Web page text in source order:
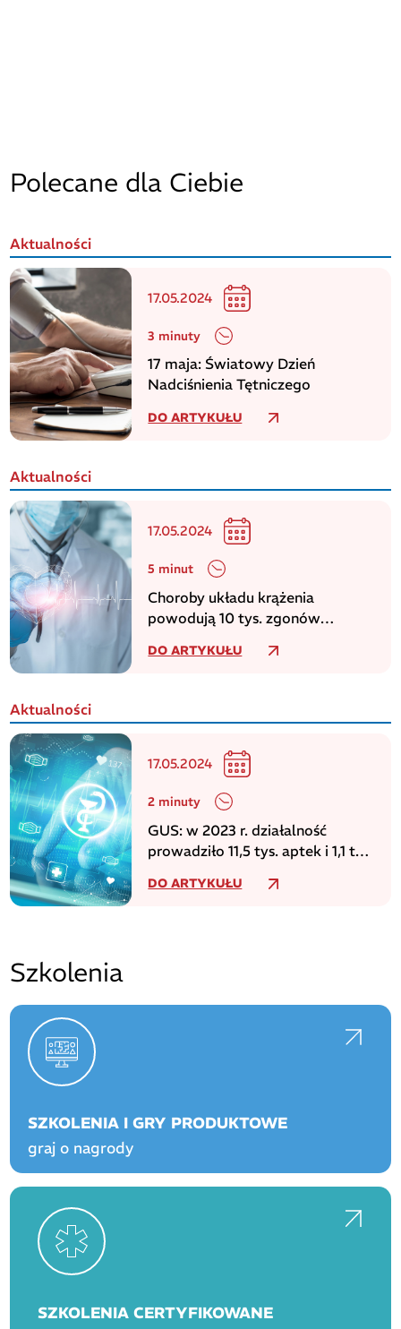
Polecane dla Ciebie
Aktualności
17.05.2024
3 minuty
17 maja: Światowy Dzień
Nadciśnienia Tętniczego
DO ARTYKUŁU
Aktualności
17.05.2024
5 minut
Choroby układu krążenia
powodują 10 tys. zgonów
WHO
DO ARTYKUŁU
Aktualności
17.05.2024
2 minuty
GUS: w 2023 r. działalność
prowadziło 11,5 tys. aptek i 1,1 tys.
DO ARTYKUŁU
Szkolenia
SZKOLENIA I GRY PRODUKTOWE
graj o nagrody
SZKOLENIA CERTYFIKOWANE